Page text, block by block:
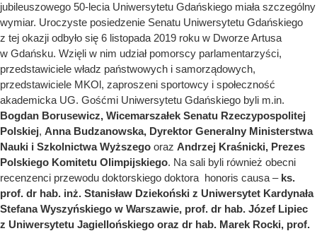
jubileuszowego 50-lecia Uniwersytetu Gdańskiego miała szczególny
wymiar. Uroczyste posiedzenie Senatu Uniwersytetu Gdańskiego
z tej okazji odbyło się 6 listopada 2019 roku w Dworze Artusa
w Gdańsku. Wzięli w nim udział pomorscy parlamentarzyści,
przedstawiciele władz państwowych i samorządowych,
przedstawiciele MKOl, zaproszeni sportowcy i społeczność
akademicka UG. Gośćmi Uniwersytetu Gdańskiego byli m.in.
Bogdan Borusewicz, Wicemarszałek Senatu Rzeczypospolitej
Polskiej, Anna Budzanowska, Dyrektor Generalny Ministerstwa
Nauki i Szkolnictwa Wyższego oraz Andrzej Kraśnicki, Prezes
Polskiego Komitetu Olimpijskiego. Na sali byli również obecni
recenzenci przewodu doktorskiego doktora honoris causa – ks.
prof. dr hab. inż. Stanisław Dziekoński z Uniwersytet Kardynała
Stefana Wyszyńskiego w Warszawie, prof. dr hab. Józef Lipiec
z Uniwersytetu Jagiellońskiego oraz dr hab. Marek Rocki, prof.